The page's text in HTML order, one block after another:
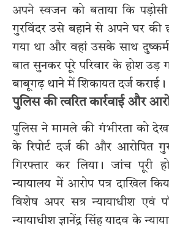
अपने स्वजन को बताया कि पड़ोसी
गुरविंदर उसे बहाने से अपने घर
गया था और वहां उसके साथ
बात सुनकर पूरे परिवार के होश उड़
बाबूगढ़ थाने में शिकायत दर्ज कराई।
पुलिस की त्वरित कार्रवाई और
पुलिस ने मामले की गंभीरता को
के रिपोर्ट दर्ज की और आरोपित
गिरफ्तार कर लिया। जांच पूरी
न्यायालय में आरोप पत्र दाखिल
विशेष अपर सत्र न्यायाधीश एवं
न्यायाधीश ज्ञानेंद्र सिंह यादव के